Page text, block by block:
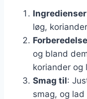
Ingredienser
løg,
Forberedelse
og bland
koriander og
Smag til:
smag, og